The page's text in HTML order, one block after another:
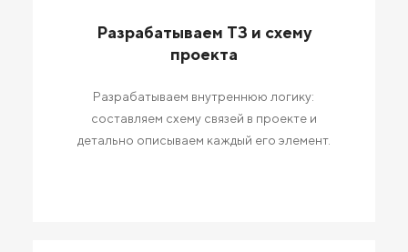
Разрабатываем ТЗ и схему
проекта
Разрабатываем внутреннюю логику:
составляем схему связей в проекте и
детально описываем каждый его элемент.